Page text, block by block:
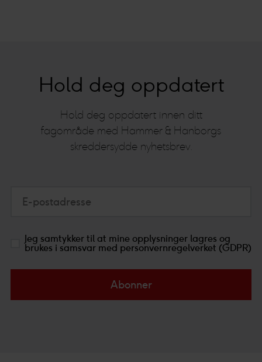
Hold deg oppdatert
Hold deg oppdatert innen ditt
fagområde med Hammer & Hanborgs
skreddersydde nyhetsbrev.
E-postadresse
Jeg samtykker til at mine opplysninger lagres og
brukes i samsvar med personvernregelverket (GDPR)
Abonner